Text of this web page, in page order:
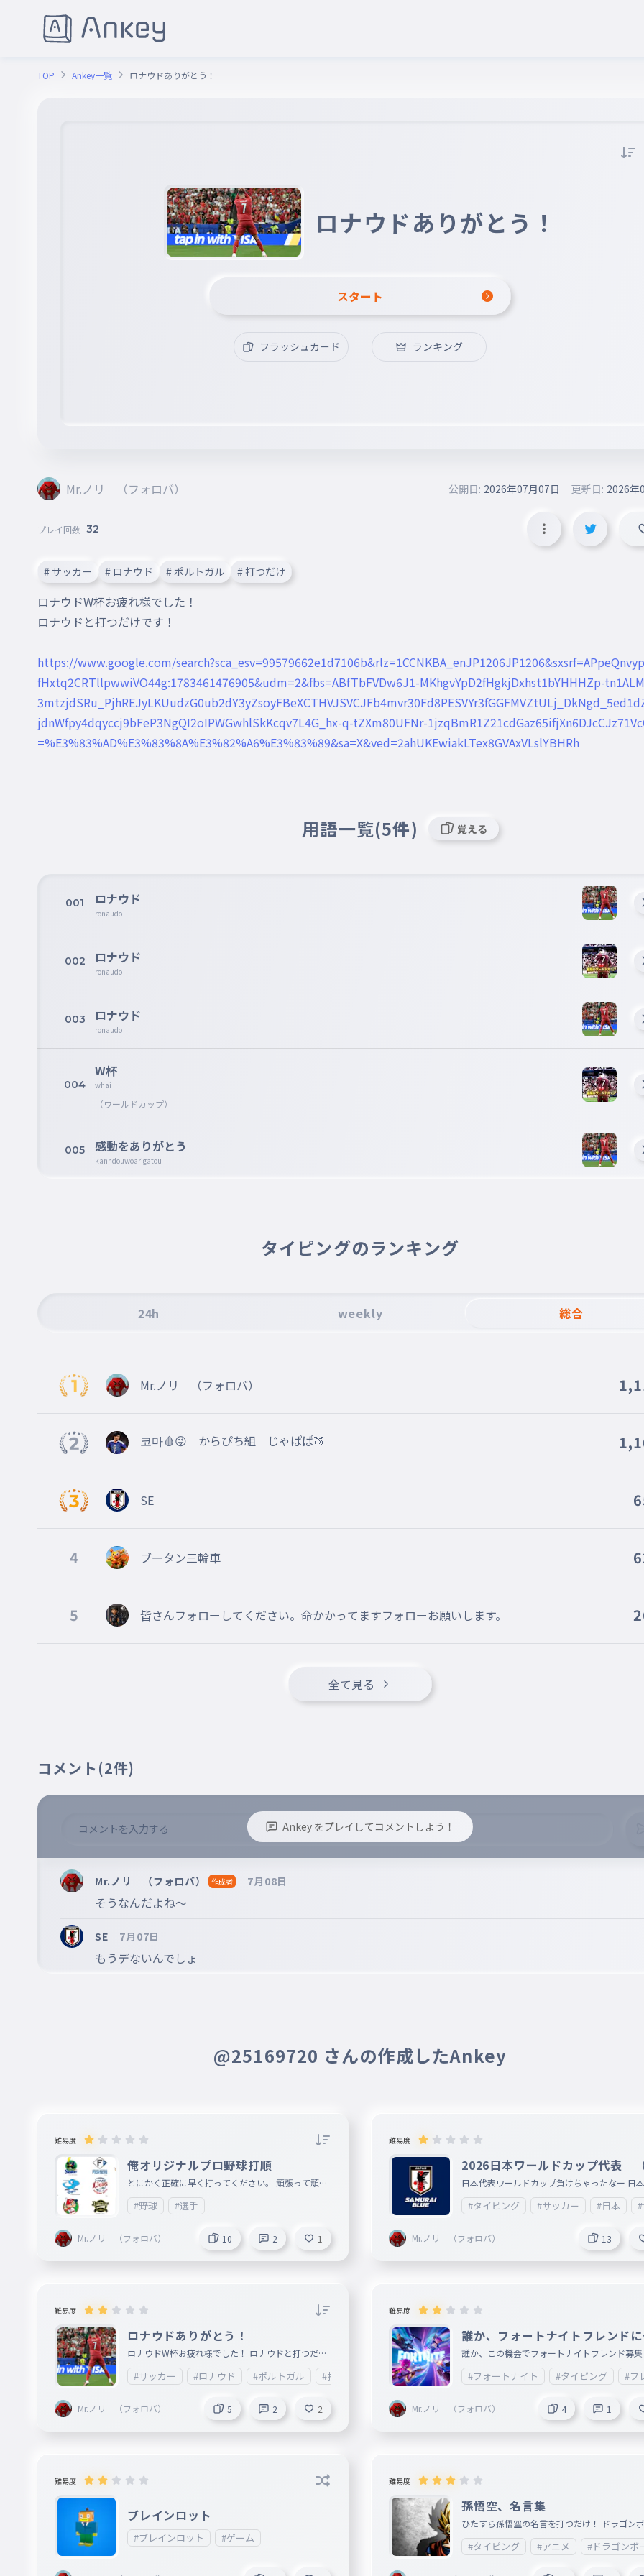
TOP Ankey一覧 ロナウドありがとう！
ロナウドありがとう！
スタート
フラッシュカード ランキング
Mr.ノリ （フォロバ） 公開日: 2026年07月07日 更新日: 2026年
プレイ回数 32
# サッカー # ロナウド # ポルトガル # 打つだけ
ロナウドW杯お疲れ様でした！
ロナウドと打つだけです！
https://www.google.com/
fHxtq2CRTllpwwiVO44g:1783461476905&udm=2&fbs=ABfTbFVDw6J1-MKhgvYpD2fHgkjDxhst1bYHHHZp-
jdnWfpy4dqyccj9bFeP3NgQI2oIPWGwhlSkKcqv7L4G_hx-q-tZXm80UFNr-
=%E3%83%AD%E3%83%8A%E3%82%A6%E3%83%89&sa=X&ved=2ahUKEwiakLTex8GVAxVLslYBHRh
用語一覧(5件) 覚える
001 ロナウド
ronaudo
002 ロナウド
ronaudo
003 ロナウド
ronaudo
004
W杯
whai
（ワールドカップ）
005 感動をありがとう
kanndouwoarigatou
タイピングのランキング
24h weekly 総合
Mr.ノリ （フォロバ）
코마🩸😜 からぴち組 じゃぱぱ🍑
SE
4 ブータン三輪車
5 皆さんフォローしてください。命かかってますフォローお願いします。
全て見る
コメント (2件)
Ankey をプレイしてコメントしよう！
※コメントするには、ログインが必要です。
Mr.ノリ （フォロバ） 作成者 7月08日
SE 7月07日
もうデないんでしょ
@25169720 さんの作成したAnkey
難易度
俺オリジナルプロ野球打順
とにかく正確に早く打ってください。 頑張って頑張
ってデュンデュン
#野球 #選手
Mr.ノリ （フォロバ） 10 2 1
難易度
2026日本ワールドカップ代表
字）
日本代表ワールドカップ負けちゃったなー 日
次だ次！ ファイト! https://open.spotify.com/play
list/4akqmqHYnPg3hzs2ZdIIhC
#タイピング #サッカー #日本
Mr.ノリ （フォロバ） 13
難易度
ロナウドありがとう！
ロナウドW杯お疲れ様でした！ ロナウドと打つだけ
です！ https://www.google.com/search?sca_esv=9
9579662e1d7106b&rlz=1CCNKBA_enJP1206JP12
g:1783461476905&udm=2&fbs=ABfTbFVDw6J1-M
ed1dZjjOzd9jdnWfpy4dqyccj9bFeP3NgQI2oIPWG
whlSkKcqv7L4G_hx-q-tZXm80UFNr-1jzqBmR1Z21
%E3%83%8A%E3%82%A6%E3%83%89&sa=X&ve
d=2ahUKEwiakLTex8GVAxVLslYBHRh
#サッカー #ロナウド #ポルトガル #打つだけ
Mr.ノリ （フォロバ） 5 2 2
難易度
誰か、フォートナイトフレンド
ろう！
誰か、この機会でフォートナイトフレンド募
す。 https://www.ncc-net.ac.jp/blog/column/4542
8
#フォートナイト #タイピング #フ
Mr.ノリ （フォロバ） 4 1
難易度
ブレインロット
#ブレインロット #ゲーム
難易度
孫悟空、名言集
ひたすら孫悟空の名言を打つだけ！ ドラゴンボール
画像 ドラゴンボールgif
#タイピング #アニメ #ドラゴンボ